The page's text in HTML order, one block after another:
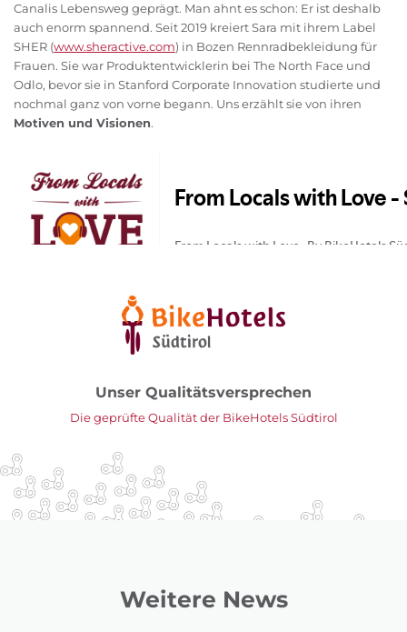
Canalis Lebensweg geprägt. Man ahnt es schon: Er ist deshalb
auch enorm spannend. Seit 2019 kreiert Sara mit ihrem Label
SHER (www.sheractive.com) in Bozen Rennradbekleidung für
Frauen. Sie war Produktentwicklerin bei The North Face und
Odlo, bevor sie in Stanford Corporate Innovation studierte und
nochmal ganz von vorne begann. Uns erzählt sie von ihren
Motiven und Visionen.
Unser Qualitätsversprechen
Die geprüfte Qualität der BikeHotels Südtirol
Weitere News